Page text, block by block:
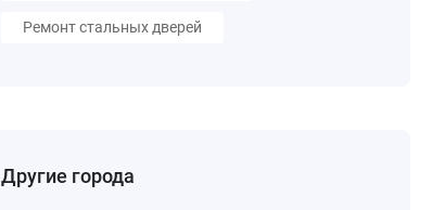
Ремонт стальных дверей
Другие города